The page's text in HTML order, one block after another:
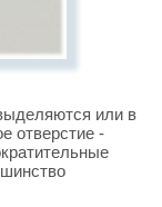
или в
отверстие -